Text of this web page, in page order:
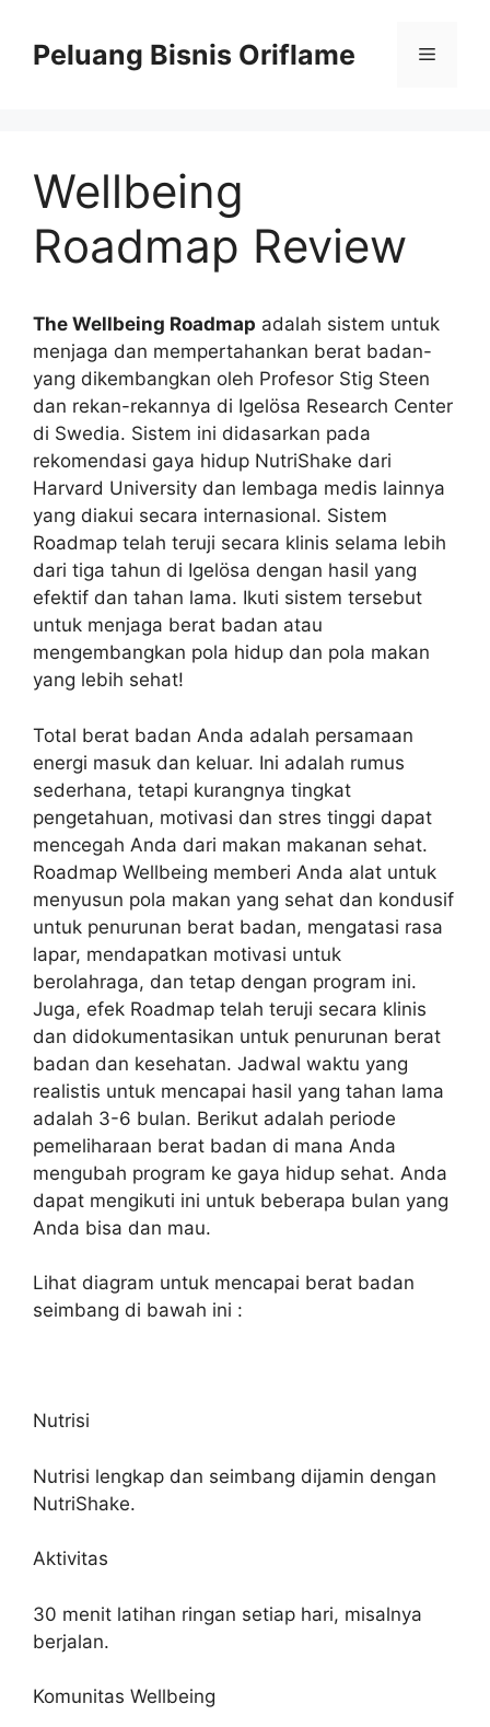
Peluang Bisnis Oriflame
Wellbeing
Roadmap Review
The Wellbeing Roadmap adalah sistem untuk
menjaga dan mempertahankan berat badan-
yang dikembangkan oleh Profesor Stig Steen
dan rekan-rekannya di Igelösa Research Center
di Swedia. Sistem ini didasarkan pada
rekomendasi gaya hidup NutriShake dari
Harvard University dan lembaga medis lainnya
yang diakui secara internasional. Sistem
Roadmap telah teruji secara klinis selama lebih
dari tiga tahun di Igelösa dengan hasil yang
efektif dan tahan lama. Ikuti sistem tersebut
untuk menjaga berat badan atau
mengembangkan pola hidup dan pola makan
yang lebih sehat!
Total berat badan Anda adalah persamaan
energi masuk dan keluar. Ini adalah rumus
sederhana, tetapi kurangnya tingkat
pengetahuan, motivasi dan stres tinggi dapat
mencegah Anda dari makan makanan sehat.
Roadmap Wellbeing memberi Anda alat untuk
menyusun pola makan yang sehat dan kondusif
untuk penurunan berat badan, mengatasi rasa
lapar, mendapatkan motivasi untuk
berolahraga, dan tetap dengan program ini.
Juga, efek Roadmap telah teruji secara klinis
dan didokumentasikan untuk penurunan berat
badan dan kesehatan. Jadwal waktu yang
realistis untuk mencapai hasil yang tahan lama
adalah 3-6 bulan. Berikut adalah periode
pemeliharaan berat badan di mana Anda
mengubah program ke gaya hidup sehat. Anda
dapat mengikuti ini untuk beberapa bulan yang
Anda bisa dan mau.
Lihat diagram untuk mencapai berat badan
seimbang di bawah ini :
Nutrisi
Nutrisi lengkap dan seimbang dijamin dengan
NutriShake.
Aktivitas
30 menit latihan ringan setiap hari, misalnya
berjalan.
Komunitas Wellbeing